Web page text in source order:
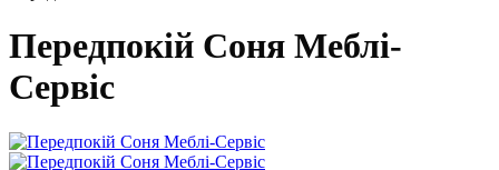
Передпокій Соня Меблі-
Сервіс